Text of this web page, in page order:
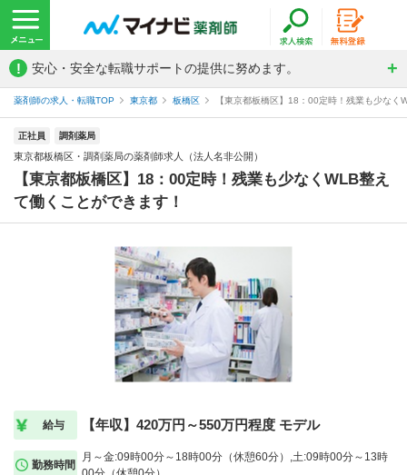
! 安心・安全な転職サポートの提供に努めます。
薬剤師の求人・転職TOP 東京都 板橋区 【東京都板橋区】18：00定時！残業も少な
正社員 調剤薬局
東京都板橋区・調剤薬局の薬剤師求人（法人名非公開）
【東京都板橋区】18：00定時！残業も少なくWLB整え
て働くことができます！
給与 【年収】420万円～550万円程度 モデル
勤務時間
月～金:09時00分～18時00分（休憩60分）,土:09時00分～13時